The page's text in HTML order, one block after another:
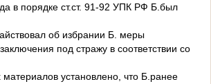
в порядке ст.ст. 91-92 УПК РФ Б.был
об избрании Б. меры
под стражу в соответствии со
установлено, что Б.ранее